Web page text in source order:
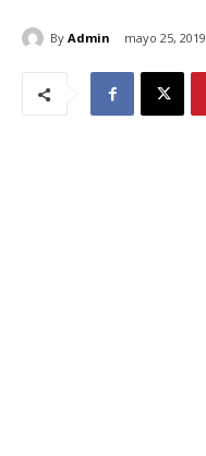
By Admin mayo 25, 2019